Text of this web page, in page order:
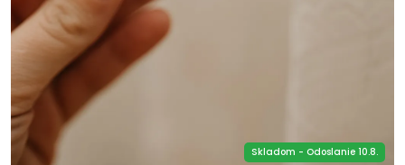
Skladom - Odoslanie 10.8.